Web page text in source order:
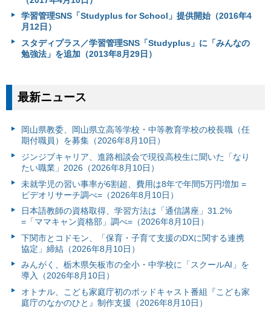
学習管理SNS「Studyplus for School」提供開始（2016年4
月12日）
スタディプラス／学習管理SNS「Studyplus」に「みんなの
勉強法」を追加（2013年8月29日）
最新ニュース
岡山県教委、岡山県立高等学校・中等教育学校の校長職（任
期付職員）を募集（2026年8月10日）
ジンジブキャリア、進路相談会で現役高校生に聞いた「なり
たい職業」2026（2026年8月10日）
未就学児の習い事率が6割超、費用は8年で年間5万円増加 =
ビデオリサーチ調べ=（2026年8月10日）
日本語教師の資格取得、学習方法は「通信講座」31.2%
=「ママキャン資格部」調べ=（2026年8月10日）
下関市とコドモン、「保育・子育て支援のDXに関する連携
協定」締結（2026年8月10日）
みんがく、栃木県矢板市の全小・中学校に「スクールAI」を
導入（2026年8月10日）
オトナル、こども家庭庁初のポッドキャスト番組『こども家
庭庁のなかのひと』制作支援（2026年8月10日）